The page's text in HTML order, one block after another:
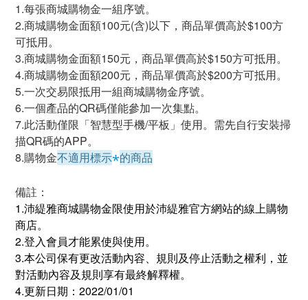
1.每張商城購物金一組序號。
2.商城購物金面額100元(含)以下，商品單價高於$100方
可抵用。
3.商城購物金面額150元，商品單價高於$150方可抵用。
4.商城購物金面額200元，商品單價高於$200方可抵用。
5.一次交易限抵用一組商城購物金序號。
6.一個產品的QR碼僅能參加一次集點。
7.此活動僅限「智慧型手機/平板」使用。需先自行安裝掃
描QR碼的APP。
8.購物金不適用標示*的商品
備註：
1.沛緹雅商城購物金限使用於沛緹雅官方網站的線上購物
商店。
2.登入會員才能累使與使用。
3.本公司保有更改活動內容、規則及停止活動之權利，並
對活動內容及規則享有最終解釋權。
4.更新日期：2022/01/01